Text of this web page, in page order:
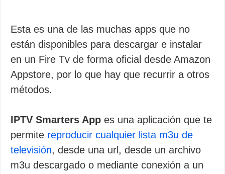
Esta es una de las muchas apps que no
están disponibles para descargar e instalar
en un Fire Tv de forma oficial desde Amazon
Appstore, por lo que hay que recurrir a otros
métodos.
IPTV Smarters App es una aplicación que te
permite reproducir cualquier lista m3u de
televisión, desde una url, desde un archivo
m3u descargado o mediante conexión a un